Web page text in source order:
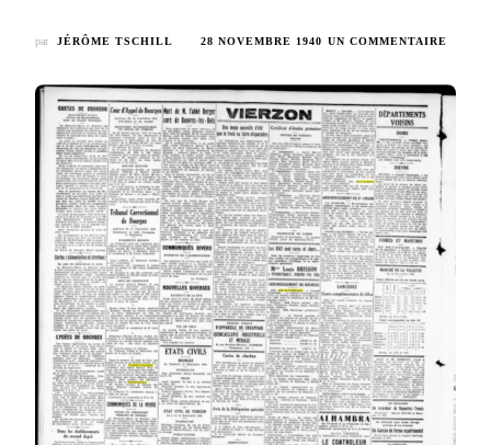
par JÉRÔME TSCHILL 28 NOVEMBRE 1940 UN COMMENTAIRE
–